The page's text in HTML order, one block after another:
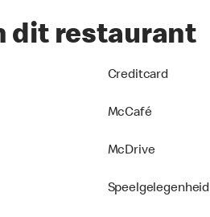
dit restaurant
Creditcard
McCafé
McDrive
Speelgelegenheid